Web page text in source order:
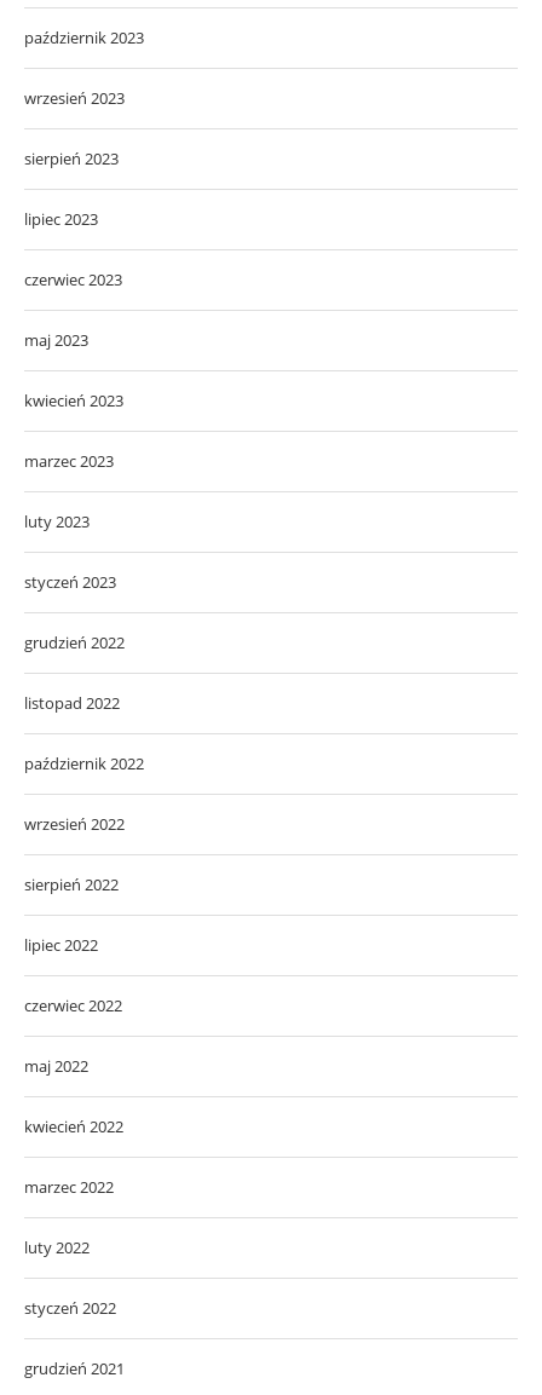
październik 2023
wrzesień 2023
sierpień 2023
lipiec 2023
czerwiec 2023
maj 2023
kwiecień 2023
marzec 2023
luty 2023
styczeń 2023
grudzień 2022
listopad 2022
październik 2022
wrzesień 2022
sierpień 2022
lipiec 2022
czerwiec 2022
maj 2022
kwiecień 2022
marzec 2022
luty 2022
styczeń 2022
grudzień 2021